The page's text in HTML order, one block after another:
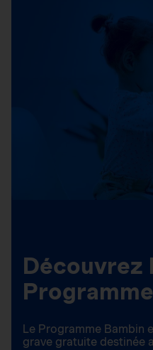
Découvrez
Le Programme Bambin
grave gratuite destinée